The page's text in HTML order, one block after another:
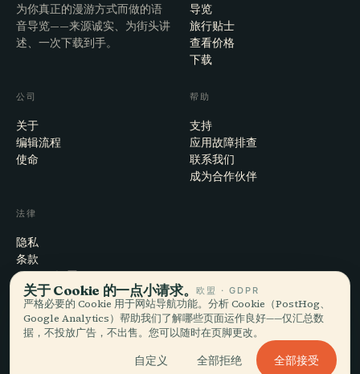
为你真正的漫游方式而做的语
音导览——来源诚实、为街头讲
述、一次下载到手。
导览
旅行贴士
查看价格
下载
公司
关于
编辑流程
使命
帮助
支持
应用故障排查
联系我们
成为合作伙伴
法律
隐私
条款
Cookie 设置
注销账户
© 2026 Audiala · 制作于瑞士莫尔日，也在路上、在云端
EN · FR · DE · ES · IT · PT · JA · ZH · HI · RU · CS · AR
关于 Cookie 的一点小请求。欧盟 · GDPR
严格必要的 Cookie 用于网站导航功能。分析 Cookie（PostHog、
Google Analytics）帮助我们了解哪些页面运作良好——仅汇总数
据，不投放广告，不出售。您可以随时在页脚更改。
自定义 全部拒绝 全部接受